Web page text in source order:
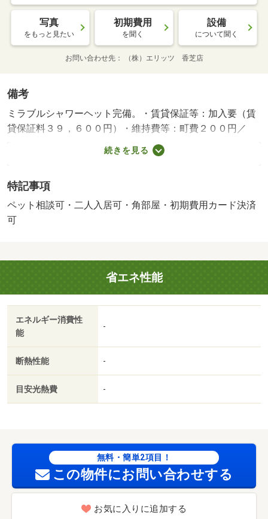
写真
をもっと見たい
初期費用
を聞く
設備
について聞く
お問い合わせ先 （株）エリッツ 香芝店
備考
ミラブルシャワーヘット完備。・賃貸保証等：加入要（賃
貸保証料３９，６００円）・維持費等：町費２００円／
月・ペット条件：小型犬可／猫可・他交通手段：近鉄京都
線高の原駅バス２３分鶴舞一丁目停歩５分・学園前駅まで
が備え付けられており、お部屋は角部屋で隣室の騒音の影
響を受けにくい傾向にあります。ＴＶドアホンで訪問者の
顔を確認する事ができます。・バイク置場：有（無料）・
続きを見る
特記事項
ペット相談可・二人入居可・角部屋・初期費用カード決済
可
省エネ性能
エネルギー消費性
能
-
断熱性能 -
目安光熱費 -
無料・簡単2項目！
この物件にお問い合わせする
お気に入りに追加する